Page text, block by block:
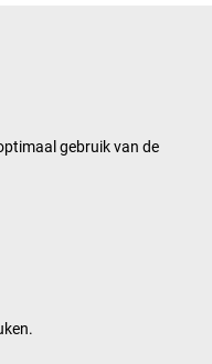
gebruik van de